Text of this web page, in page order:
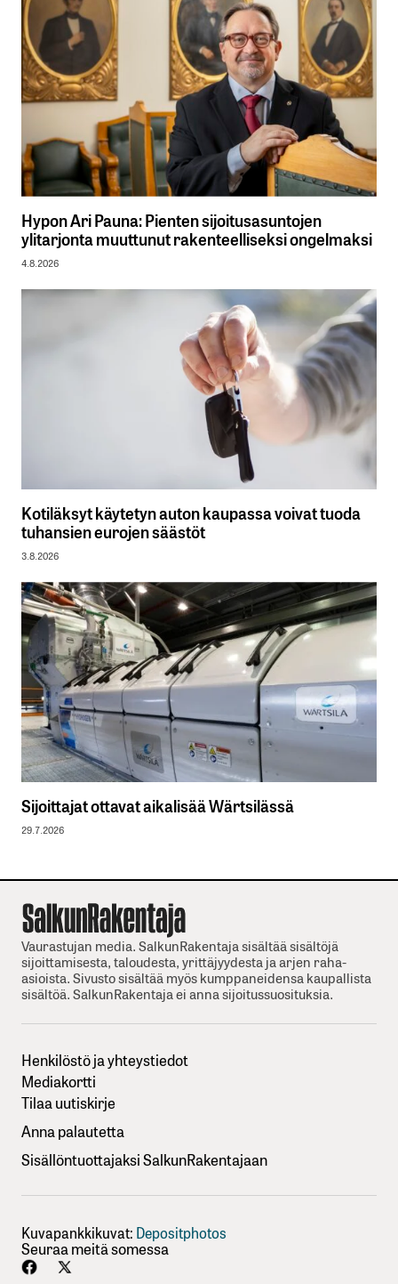
Hypon Ari Pauna: Pienten sijoitusasuntojen
ylitarjonta muuttunut rakenteelliseksi ongelmaksi
4.8.2026
Kotiläksyt käytetyn auton kaupassa voivat tuoda
tuhansien eurojen säästöt
3.8.2026
Sijoittajat ottavat aikalisää Wärtsilässä
29.7.2026
Vaurastujan media. SalkunRakentaja sisältää sisältöjä
sijoittamisesta, taloudesta, yrittäjyydesta ja arjen raha-
asioista. Sivusto sisältää myös kumppaneidensa kaupallista
sisältöä. SalkunRakentaja ei anna sijoitussuosituksia.
Henkilöstö ja yhteystiedot
Mediakortti
Tilaa uutiskirje
Anna palautetta
Sisällöntuottajaksi SalkunRakentajaan
Kuvapankkikuvat: Depositphotos
Seuraa meitä somessa